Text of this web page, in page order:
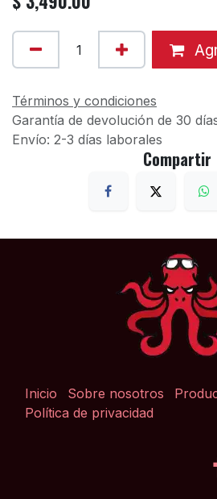
Términos y condiciones
Garantía de devolución de 30
Envío: 2-3 días laborales
Compartir
Inicio Sobre nosotros
Política de privacidad